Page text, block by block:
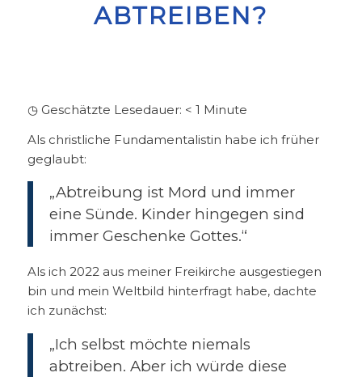
ABTREIBEN?
◷ Geschätzte Lesedauer: < 1 Minute
Als christliche Fundamentalistin habe ich früher
geglaubt:
„Abtreibung ist Mord und immer
eine Sünde. Kinder hingegen sind
immer Geschenke Gottes.“
Als ich 2022 aus meiner Freikirche ausgestiegen
bin und mein Weltbild hinterfragt habe, dachte
ich zunächst:
„Ich selbst möchte niemals
abtreiben. Aber ich würde diese